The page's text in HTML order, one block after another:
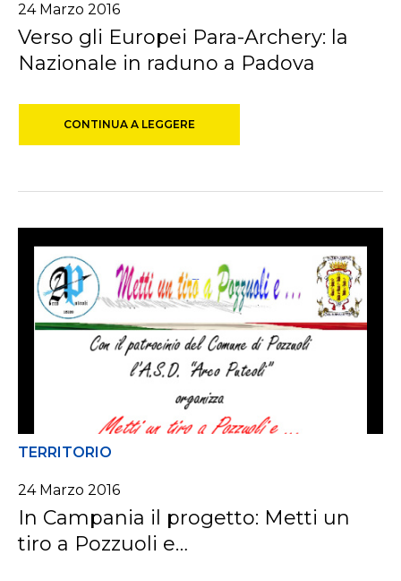
24 Marzo 2016
Verso gli Europei Para-Archery: la
Nazionale in raduno a Padova
CONTINUA A LEGGERE
TERRITORIO
24 Marzo 2016
In Campania il progetto: Metti un
tiro a Pozzuoli e…